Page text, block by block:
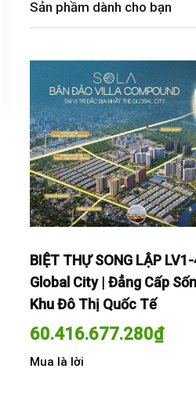
Sản phầm dành cho bạn
BIỆT THỰ SONG LẬP
Global City | Đẳng Cấp
Khu Đô Thị Quốc Tế
60.416.677.280₫
Mua là lời